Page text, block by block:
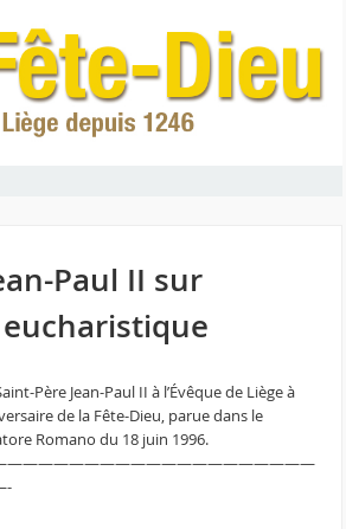
Paul II sur
eucharistique
Père Jean-Paul II à l’Évêque de Liège à
de la Fête-Dieu, parue dans le
Romano du 18 juin 1996.